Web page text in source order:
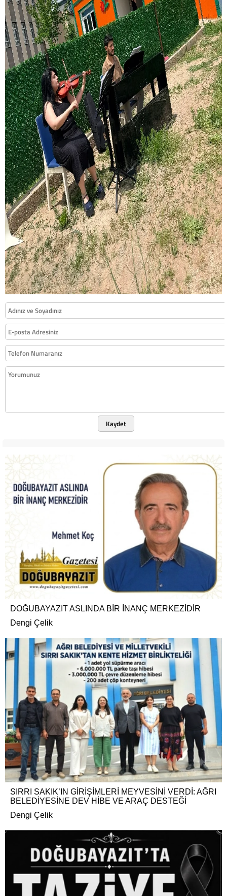
Kaydet
DOĞUBAYAZIT ASLINDA BİR İNANÇ MERKEZİDİR
Dengi Çelik
SIRRI SAKIK’IN GİRİŞİMLERİ MEYVESİNİ VERDİ: AĞRI
BELEDİYESİNE DEV HİBE VE ARAÇ DESTEĞİ
Dengi Çelik